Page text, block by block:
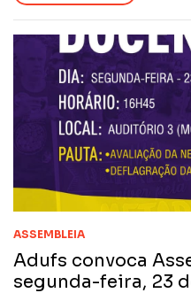
ASSEMBLEIA
Adufs convoca
segunda-feira, 23